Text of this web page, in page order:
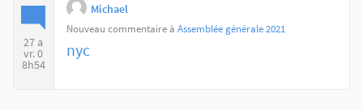
27 a
vr. 0
8h54
Michael
Nouveau commentaire à Assemblée générale 2021
nyc